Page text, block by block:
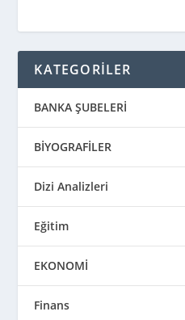
KATEGORİLER
BANKA ŞUBELERİ
BİYOGRAFİLER
Dizi Analizleri
Eğitim
EKONOMİ
Finans